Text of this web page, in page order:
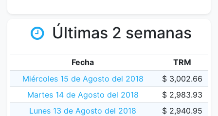
Últimas 2 semanas
Fecha
TRM
Miércoles 15 de Agosto del 2018
$ 3,002.66
Martes 14 de Agosto del 2018
$ 2,983.93
Lunes 13 de Agosto del 2018
$ 2,940.95